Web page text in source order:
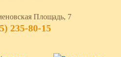
Площадь, 7
235-80-15